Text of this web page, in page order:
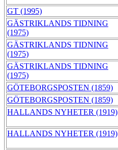
GT (1995)
GÄSTRIKLANDS TIDNING
(1975)
GÄSTRIKLANDS TIDNING
(1975)
GÄSTRIKLANDS TIDNING
(1975)
GÖTEBORGSPOSTEN (1859)
GÖTEBORGSPOSTEN (1859)
HALLANDS NYHETER (1919)
HALLANDS NYHETER (1919)